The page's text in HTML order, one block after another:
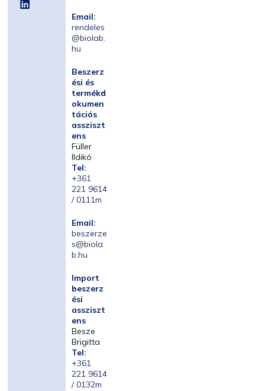
Email:
rendeles
@biolab.
hu
Beszerz
ési és
termékd
okumen
tációs
assziszt
ens
Füller
Ildikó
Tel:
+361
221 9614
/ 0111m
Email:
beszerze
s@biola
b.hu
Import
beszerz
ési
assziszt
ens
Besze
Brigitta
Tel:
+361
221 9614
/ 0132m